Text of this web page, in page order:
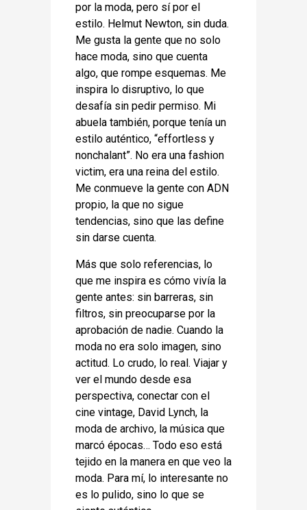
por la moda, pero sí por el
estilo. Helmut Newton, sin duda.
Me gusta la gente que no solo
hace moda, sino que cuenta
algo, que rompe esquemas. Me
inspira lo disruptivo, lo que
desafía sin pedir permiso. Mi
abuela también, porque tenía un
estilo auténtico, “effortless y
nonchalant”. No era una fashion
victim, era una reina del estilo.
Me conmueve la gente con ADN
propio, la que no sigue
tendencias, sino que las define
sin darse cuenta.
Más que solo referencias, lo
que me inspira es cómo vivía la
gente antes: sin barreras, sin
filtros, sin preocuparse por la
aprobación de nadie. Cuando la
moda no era solo imagen, sino
actitud. Lo crudo, lo real. Viajar y
ver el mundo desde esa
perspectiva, conectar con el
cine vintage, David Lynch, la
moda de archivo, la música que
marcó épocas… Todo eso está
tejido en la manera en que veo la
moda. Para mí, lo interesante no
es lo pulido, sino lo que se